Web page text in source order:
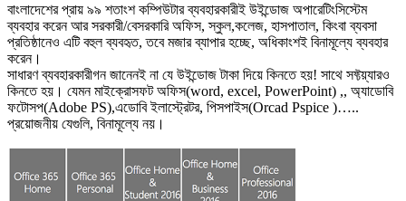
বাংলাদেশের প্রায় ৯৯ শতাংশ কম্পিউটার ব্যবহারকারীই উইন্ডোজ অপারেটিংসিস্টেম
ব্যবহার করেন আর সরকারী/বেসরকারি অফিস, স্কুল,কলেজ, হাসপাতাল, কিংবা ব্যবসা
প্রতিষ্ঠানেও এটি বহুল ব্যবহৃত, তবে মজার ব্যাপার হচ্ছে, অধিকাংশই বিনামূল্যে ব্যবহার
করেন।
সাধারণ ব্যবহারকারীগন জানেনই না যে উইন্ডোজ টাকা দিয়ে কিনতে হয়! সাথে সফ্টয়্যারও
কিনতে হয়। যেমন মাইক্রোসফট অফিস(word, excel, PowerPoint) ,, অ্যাডোবি
ফটোসপ(Adobe PS),এডোবি ইলাস্ট্রেটর, পিসপাইস(Orcad Pspice )…..
প্রয়োজনীয় যেগুলি, বিনামূল্যে নয়।